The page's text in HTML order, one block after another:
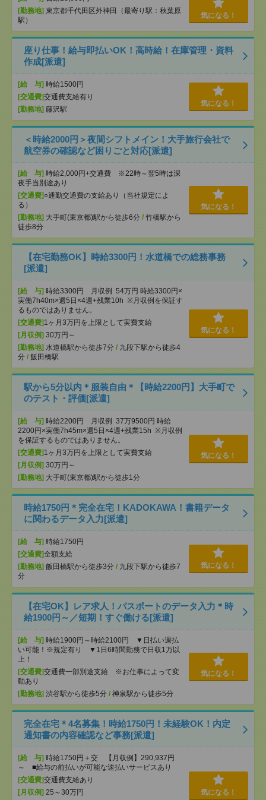
[勤務地] 東京都千代田区外神田（最寄り駅：秋葉原
駅）
気になる！
座り仕事！給与即払いOK！高時給！在庫管理・資料
作成[派遣]
[給 与] 時給1500円
[交通費]交通費支給有り
[勤務地] 藤沢駅
気になる！
＜時給2000円＞夜間シフトメイン！大手旅行会社で
航空券の確認など困りごと対応[派遣]
[給 与] 時給2,000円+交通費 ※22時～翌5時は深
夜手当別途あり
[交通費] ○通勤交通費の支給あり（当社規定によ
る）
[勤務地] 大手町(東京都)駅から徒歩6分 / 竹橋駅から
徒歩8分
気になる！
【在宅勤務OK】時給3300円！水道橋での総務事務
[派遣]
[給 与] 時給3300円 月収例 54万円 時給3300円×
実働7h40m×週5日×4週+残業10h ※月収例を保証す
るものではありません。
[交通費] 1ヶ月3万円を上限として実費支給
[月収例] 30万円～
[勤務地] 水道橋駅から徒歩7分 / 九段下駅から徒歩4
分 / 飯田橋駅
気になる！
駅から5分以内＊服装自由＊【時給2200円】大手町で
のテスト・評価[派遣]
[給 与] 時給2200円 月収例 37万9500円 時給
2200円×実働7h45m×週5日×4週+残業15h ※月収例
を保証するものではありません。
[交通費] 1ヶ月3万円を上限として実費支給
[月収例] 30万円～
[勤務地] 大手町(東京都)駅から徒歩1分
気になる！
時給1750円＊完全在宅！KADOKAWA！書籍データ
に関わるデータ入力[派遣]
[給 与] 時給1750円
[交通費]全額支給
[勤務地] 飯田橋駅から徒歩3分 / 九段下駅から徒歩7
分
気になる！
【在宅OK】レア求人！パスポートのデータ入力＊時
給1900円～／短期！すぐ働ける[派遣]
[給 与] 時給1900円～時給2100円 ▼日払い週払
い可能！※規定有り ▼1日6時間勤務で日収1万以
上！
[交通費]交通費一部別途支給 ※お仕事によって変
動あり
[勤務地] 渋谷駅から徒歩5分 / 神泉駅から徒歩5分
気になる！
完全在宅＊4名募集！時給1750円！未経験OK！内定
通知書の内容確認など事務[派遣]
[給 与] 時給1750円＋交 【月収例】290,937円
～ ■給与の前払いが可能な速払いサービスあり
[交通費]交通費支給あり
[月収例] 25～30万円
気になる！